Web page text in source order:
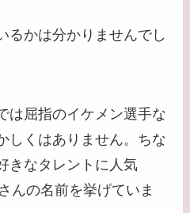
るかは分かりませんでし
は屈指のイケメン選手な
しくはありません。ちな
きなタレントに人気
さんの名前を挙げていま